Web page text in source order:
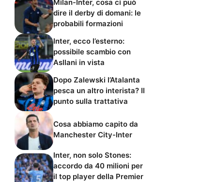
Milan-Inter, cosa ci può
dire il derby di domani: le
probabili formazioni
Inter, ecco l’esterno:
possibile scambio con
Asllani in vista
Dopo Zalewski l’Atalanta
pesca un altro interista? Il
punto sulla trattativa
Cosa abbiamo capito da
Manchester City-Inter
Inter, non solo Stones:
accordo da 40 milioni per
il top player della Premier